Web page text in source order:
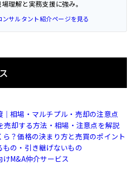
理解と実務支援に強み。
サルタント紹介ページを見る
相場・マルチプル・売却の注意点
売却する方法・相場・注意点を解説
？価格の決まり方と売買のポイント
の・引き継げないもの
M&A仲介サービス